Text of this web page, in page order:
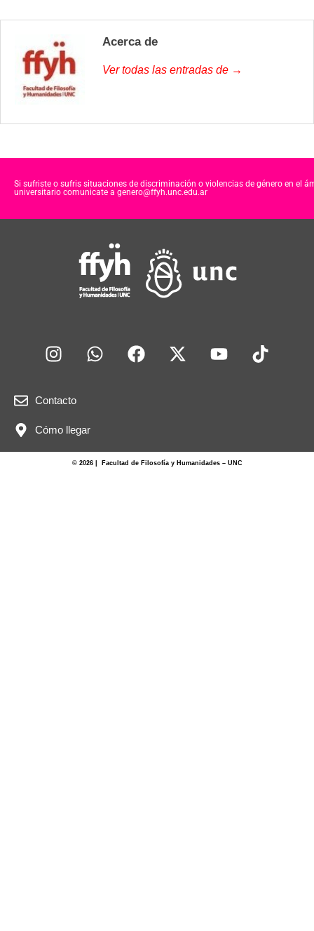
Acerca de
Ver todas las entradas de →
Si sufriste o sufris situaciones de discriminación o violencias de género en el
universitario comunicate a genero@ffyh.unc.edu.ar
Contacto
Cómo llegar
© 2026 | Facultad de Filosofía y Humanidades – UNC